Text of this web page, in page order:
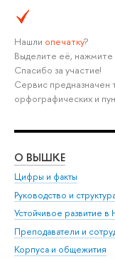
Нашли опечатку?
Выделите её,
Спасибо за участие!
Сервис предназначен
орфографических и
О ВЫШКЕ
Цифры и факты
Руководство и
Устойчивое развитие
Преподаватели и
Корпуса и общежития